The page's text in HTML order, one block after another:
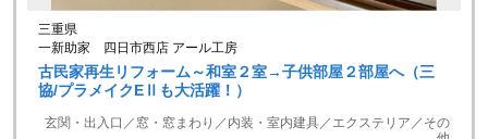
三重県
一新助家 四日市西店 アール工房
古民家再生リフォーム～和室２室→子供部屋２部屋へ（三
協/プラメイクEⅡも大活躍！）
玄関・出入口／窓・窓まわり／内装・室内建具／エクステリア／その